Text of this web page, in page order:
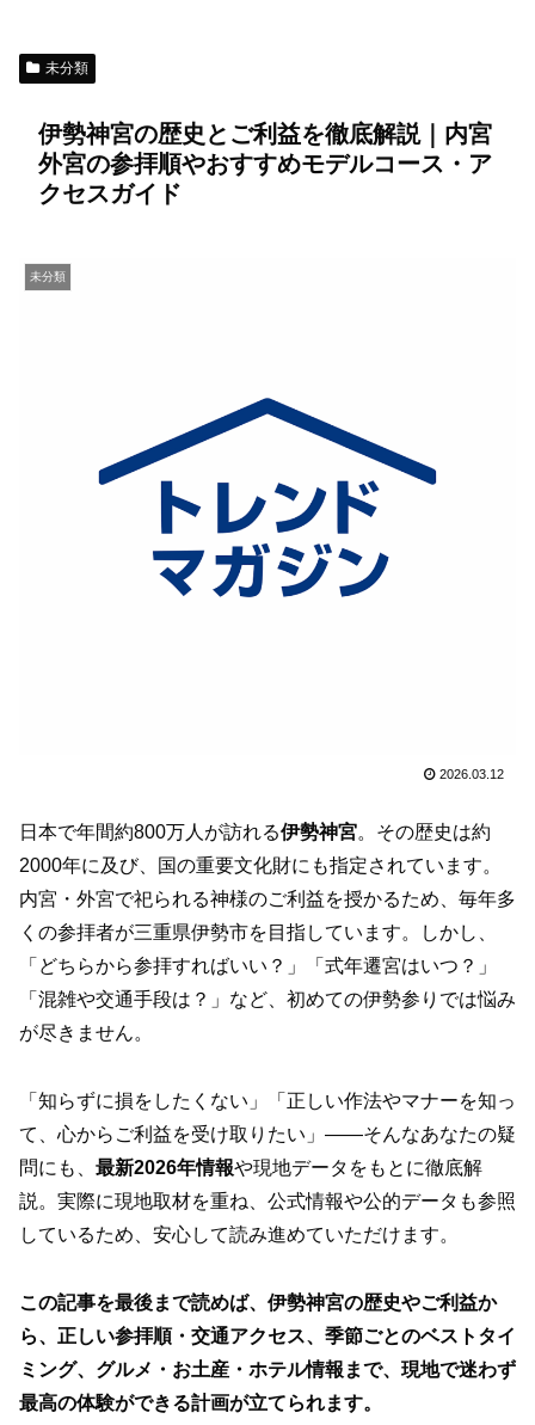
未分類
伊勢神宮の歴史とご利益を徹底解説｜内宮
外宮の参拝順やおすすめモデルコース・ア
クセスガイド
未分類
2026.03.12
日本で年間約800万人が訪れる伊勢神宮。その歴史は約
2000年に及び、国の重要文化財にも指定されています。
内宮・外宮で祀られる神様のご利益を授かるため、毎年多
くの参拝者が三重県伊勢市を目指しています。しかし、
「どちらから参拝すればいい？」「式年遷宮はいつ？」
「混雑や交通手段は？」など、初めての伊勢参りでは悩み
が尽きません。
「知らずに損をしたくない」「正しい作法やマナーを知っ
て、心からご利益を受け取りたい」――そんなあなたの疑
問にも、 最新2026年情報や現地データをもとに徹底解
説。実際に現地取材を重ね、公式情報や公的データも参照
しているため、安心して読み進めていただけます。
この記事を最後まで読めば、伊勢神宮の歴史やご利益か
ら、正しい参拝順・交通アクセス、季節ごとのベストタイ
ミング、グルメ・お土産・ホテル情報まで、現地で迷わず
最高の体験ができる計画が立てられます。